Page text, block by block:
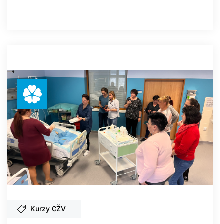
Kurzy CŽV